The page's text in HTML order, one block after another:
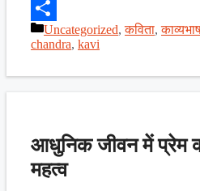
Facebook
Share
Categories
Uncategorized,कविता,
chandra, kavi
आधुनिक जीवन में प्रेम
महत्व